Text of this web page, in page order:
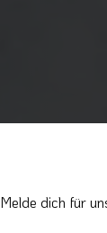
Melde dich für